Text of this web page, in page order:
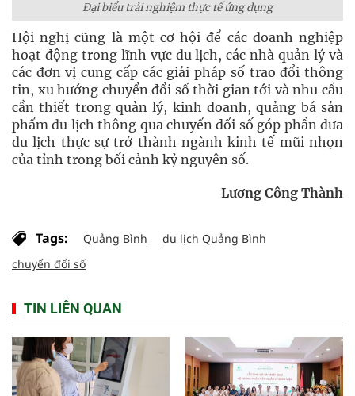
Đại biểu trải nghiệm thực tế ứng dụng
Hội nghị cũng là một cơ hội để các doanh nghiệp
hoạt động trong lĩnh vực du lịch, các nhà quản lý và
các đơn vị cung cấp các giải pháp số trao đổi thông
tin, xu hướng chuyển đổi số thời gian tới và nhu cầu
cần thiết trong quản lý, kinh doanh, quảng bá sản
phẩm du lịch thông qua chuyển đổi số góp phần đưa
du lịch thực sự trở thành ngành kinh tế mũi nhọn
của tỉnh trong bối cảnh kỷ nguyên số.
Lương Công Thành
Tags: Quảng Bình
du lịch Quảng Bình
chuyển đổi số
TIN LIÊN QUAN